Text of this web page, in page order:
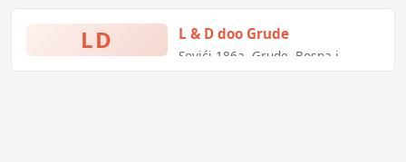
- Održavanje i servisiranje bazena
i fontana,
- Prodaja hemijskih proizvoda za
LD L & D doo Grude
Sovići 186a, Grude, Bosna i